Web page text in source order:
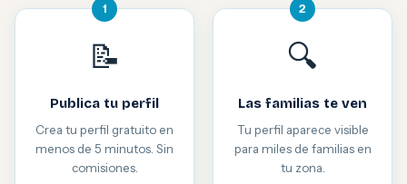
1
📝
Publica tu perfil
Crea tu perfil gratuito en
menos de 5 minutos. Sin
comisiones.
2
🔍
Las familias te ven
Tu perfil aparece visible
para miles de familias en
tu zona.